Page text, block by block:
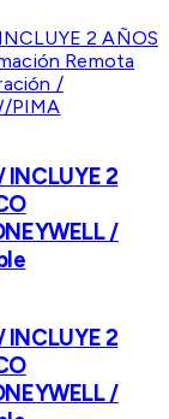
INCLUYE 2
/
INCLUYE 2
/